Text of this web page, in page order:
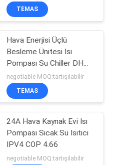
Isı
TEMAS
Hava Enerjisi Üçlü
Besleme Ünitesi Isı
Pompası Su Chiller DHW
18P
negotiable MOQ:tartışılabilir
TEMAS
24A Hava Kaynak Evi Isı
Pompası Sıcak Su Isıtıcı
IPV4 COP 4.66
negotiable MOQ:tartışılabilir